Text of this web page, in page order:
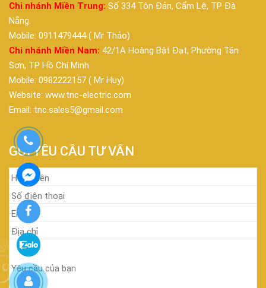
Chi nhánh Miền Trung: Số 334 Tôn Đản, Cẩm Lệ, TP Đà
Nẵng.
Mobile: 0911479444 ( Mr Thảo)
Chi nhánh Miền Nam: 42/1A Hoàng Bật Đạt, Phường Tân
Sơn, TP Hồ Chí Minh
Mobile: 0982222157 ( Mr Huy)
Website: www.tnc-electric.com
Email: tnc.sales5@gmail.com
GỬI YÊU CẦU TƯ VẤN